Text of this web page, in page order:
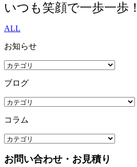
いつも笑顔で一歩一歩！
ALL
お知らせ
ブログ
コラム
お問い合わせ・お見積り